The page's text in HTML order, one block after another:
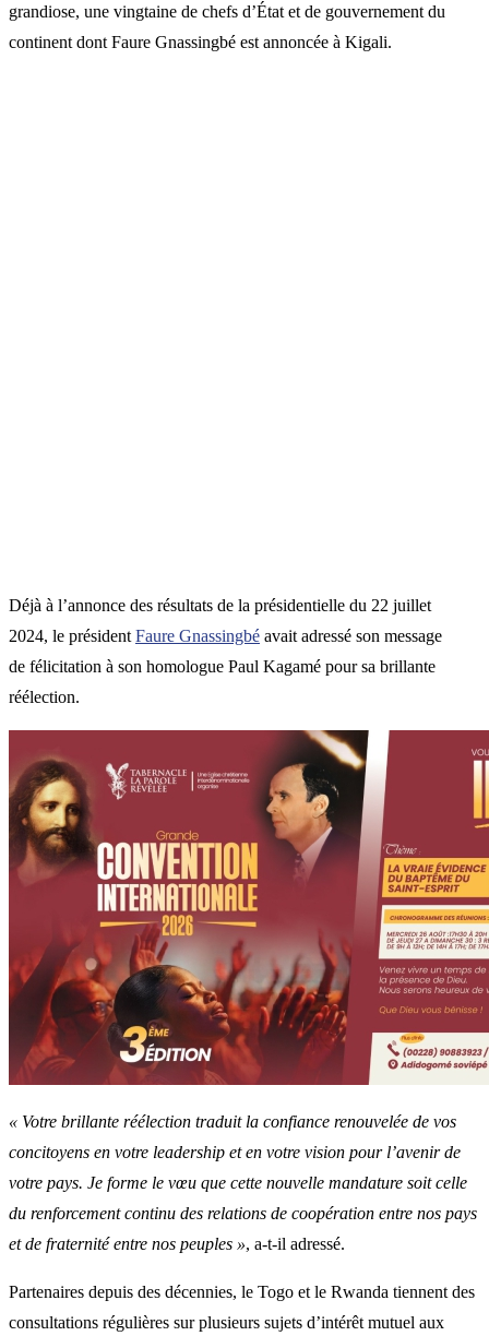
grandiose, une vingtaine de chefs d’État et de gouvernement du
continent dont Faure Gnassingbé est annoncée à Kigali.
Déjà à l’annonce des résultats de la présidentielle du 22 juillet
2024, le président Faure Gnassingbé avait adressé son message
de félicitation à son homologue Paul Kagamé pour sa brillante
réélection.
« Votre brillante réélection traduit la confiance renouvelée de vos
concitoyens en votre leadership et en votre vision pour l’avenir de
votre pays. Je forme le vœu que cette nouvelle mandature soit celle
du renforcement continu des relations de coopération entre nos pays
et de fraternité entre nos peuples », a-t-il adressé.
Partenaires depuis des décennies, le Togo et le Rwanda tiennent des
consultations régulières sur plusieurs sujets d’intérêt mutuel aux